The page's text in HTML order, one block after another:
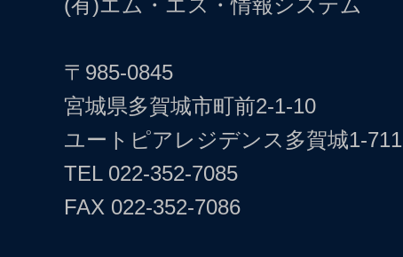
(有)エム・エス・情報システム
〒985-0845
宮城県多賀城市町前2-1-10
ユートピアレジデンス多賀城1-711
TEL 022-352-7085
FAX 022-352-7086